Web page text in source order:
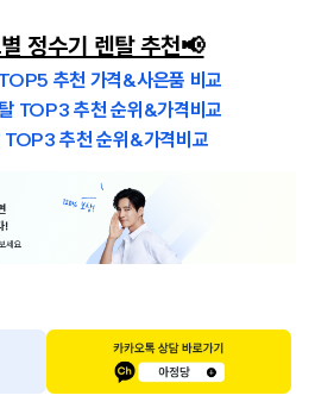
정수기 렌탈 추천📢
추천 가격&사은품 비교
TOP3 추천 순위&가격비교
TOP3 추천 순위&가격비교